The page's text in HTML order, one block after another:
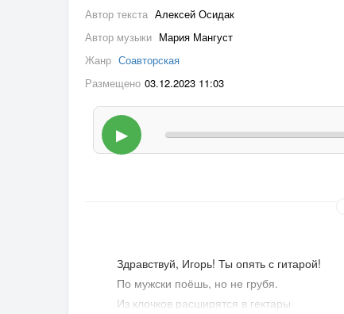
Автор текста Алексей Осидак
Автор музыки Мария Мангуст
Жанр Соавторская
Размещено 03.12.2023 11:03
▶
Здравствуй, Игорь! Ты опять с гитарой!
По мужски поёшь, но не грубя.
Из клочков расширятся в гектары